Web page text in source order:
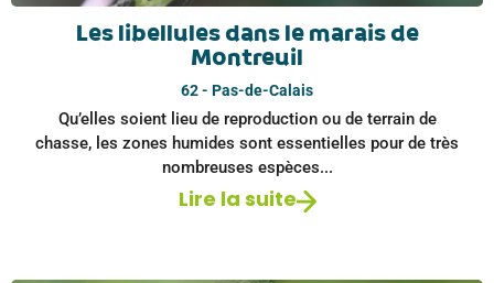
Les libellules dans le marais de
Montreuil
62 - Pas-de-Calais
Qu’elles soient lieu de reproduction ou de terrain de
chasse, les zones humides sont essentielles pour de très
nombreuses espèces...
Lire la suite